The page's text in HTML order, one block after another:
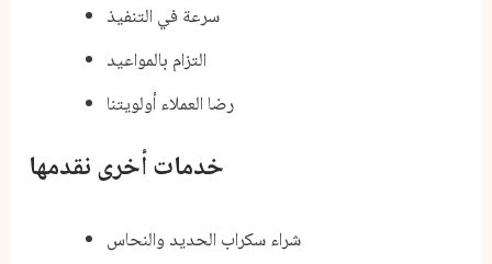
سرعة في التنفيذ
التزام بالمواعيد
رضا العملاء أولويتنا
خدمات أخرى نقدمها
شراء سكراب الحديد والنحاس